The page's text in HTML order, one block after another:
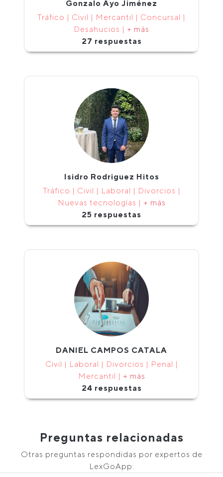
Gonzalo Ayo Jiménez
Tráfico | Civil | Mercantil | Concursal |
Desahucios | + más
27 respuestas
Isidro Rodriguez Hitos
Tráfico | Civil | Laboral | Divorcios |
Nuevas tecnologías | + más
25 respuestas
DANIEL CAMPOS CATALA
Civil | Laboral | Divorcios | Penal |
Mercantil | + más
24 respuestas
Preguntas relacionadas
Otras preguntas respondidas por expertos de
LexGoApp: